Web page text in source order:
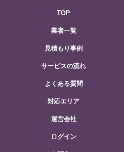
TOP
業者一覧
見積もり事例
サービスの流れ
よくある質問
対応エリア
運営会社
ログイン